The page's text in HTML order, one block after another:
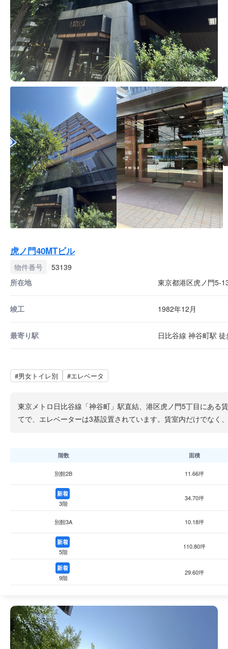
虎ノ門40MTビル
物件番号
53139
所在地
東京都港区虎ノ門5-
竣工 1982年12月
最寄り駅 日比谷線 神谷町駅
#男女トイレ別 #エレベータ
東京メトロ日比谷線「神谷町」駅直結、港区虎ノ門5丁目にあ
てで、エレベーターは3基設置されています。賃室内だけでな
階数 面積
別館2B 11.66坪
新着
3階
34.70坪
別館3A 10.18坪
新着
5階
110.80坪
新着
9階
29.60坪